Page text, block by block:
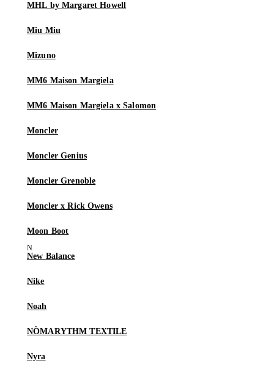
MHL by Margaret Howell
Miu Miu
Mizuno
MM6 Maison Margiela
MM6 Maison Margiela x Salomon
Moncler
Moncler Genius
Moncler Grenoble
Moncler x Rick Owens
Moon Boot
New Balance
Nike
Noah
NÒMARYTHM TEXTILE
Nyra